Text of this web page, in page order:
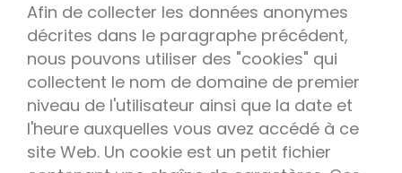
Afin de collecter les données anonymes
décrites dans le paragraphe précédent,
nous pouvons utiliser des "cookies" qui
collectent le nom de domaine de premier
niveau de l'utilisateur ainsi que la date et
l'heure auxquelles vous avez accédé à ce
site Web. Un cookie est un petit fichier